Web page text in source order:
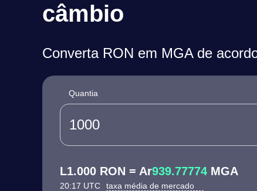
câmbio
Converta RON em MGA de
Quantia
L1.000 RON = Ar939.77774 MGA
20:17 UTC taxa média de mercado